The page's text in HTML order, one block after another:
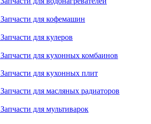
Запчасти для кофемашин
Запчасти для кулеров
Запчасти для кухонных комбаинов
Запчасти для кухонных плит
Запчасти для масляных радиаторов
Запчасти для мультиварок